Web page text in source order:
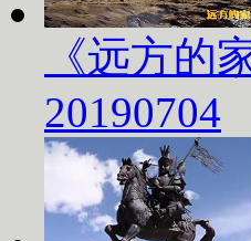
《远方的
20190704